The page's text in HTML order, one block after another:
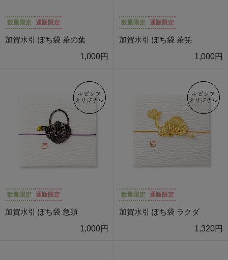
数量限定 通販限定
加賀水引 ぽち袋 茶の葉
1,000円
数量限定 通販限定
加賀水引 ぽち袋 茶筅
1,000円
数量限定 通販限定
加賀水引 ぽち袋 急須
1,000円
数量限定 通販限定
加賀水引 ぽち袋 ラクダ
1,320円